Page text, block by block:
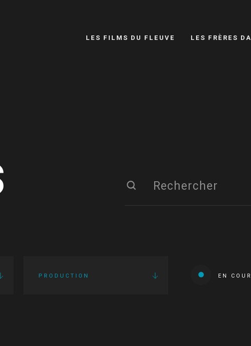
LES FILMS DU FLEUVE LES FRÈRES
PRODUCTION EN